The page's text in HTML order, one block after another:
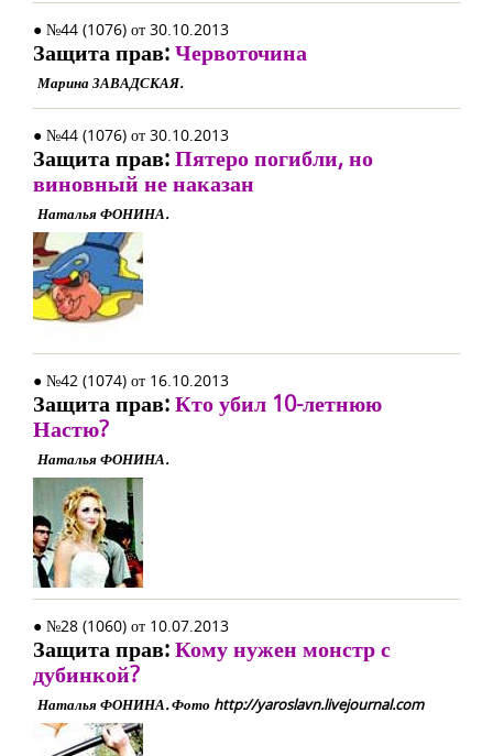
● №44 (1076) от 30.10.2013
Защита прав:Червоточина
Марина ЗАВАДСКАЯ.
● №44 (1076) от 30.10.2013
Защита прав:Пятеро погибли, но
виновный не наказан
Наталья ФОНИНА.
● №42 (1074) от 16.10.2013
Защита прав:Кто убил 10-летнюю
Настю?
Наталья ФОНИНА.
● №28 (1060) от 10.07.2013
Защита прав:Кому нужен монстр с
дубинкой?
Наталья ФОНИНА. Фото http://yaroslavn.livejournal.com